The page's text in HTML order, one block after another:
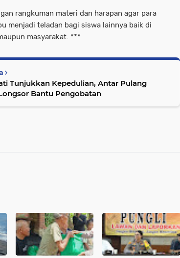
rangkuman materi dan harapan agar para
menjadi teladan bagi siswa lainnya baik di
masyarakat. ***
Tunjukkan Kepedulian, Antar Pulang
Bantu Pengobatan